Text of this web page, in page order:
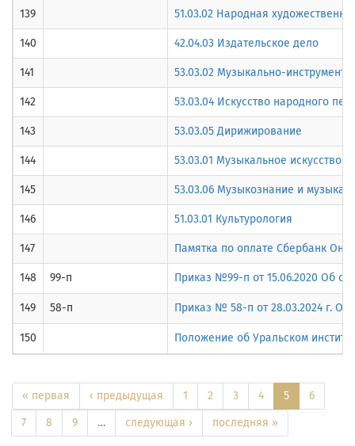
139 51.03.02 Народная
140 42.04.03 Издательское дело
141 53.03.02 Музыкально-
142 53.03.04 Искусство народного
143 53.03.05 Дирижирование
144 53.03.01 Музыкальное искусство
145 53.03.06 Музыкознание и
146 51.03.01 Культурология
147 Памятка по оплате Сбербанк
148 99-п Приказ №99-п от 15.06.2020 Об
149 58-п Приказ № 58-п от 28.03.2024 г. Об
150 Положение об Уральском
« первая ‹ предыдущая 1 2 3 4 5
6
7
8 9 … следующая › последняя »